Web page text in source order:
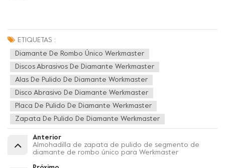
ETIQUETAS :
Diamante De Rombo Único Werkmaster
Discos Abrasivos De Diamante Werkmaster
Alas De Pulido De Diamante Workmaster
Disco Abrasivo De Diamante Werkmaster
Placa De Pulido De Diamante Werkmaster
Zapata De Pulido De Diamante Werkmaster
Anterior
Almohadilla de zapata de pulido de segmento de
diamante de rombo único para Werkmaster